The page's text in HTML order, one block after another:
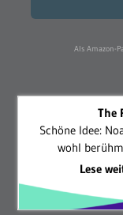
Als Amazon-
The
Schöne Idee:
wohl
Lese